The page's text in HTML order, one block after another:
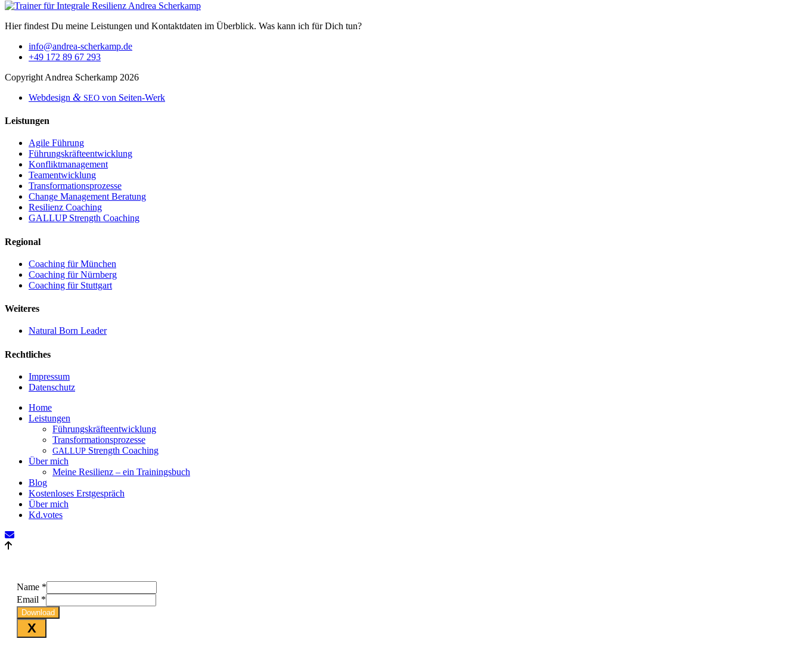
Hier find­est Du meine Leis­tun­gen und Kon­tak­t­dat­en im Überblick. Was kann ich für Dich tun?
info@andrea-scherkamp.de
+49 172 89 67 293
Copy­right Andrea Scherkamp 2026
Web­de­sign & SEO von Seiten-Werk
Leistungen
Agile Führung
Führungskräfteentwicklung
Konfliktmanagement
Teamentwicklung
Transformationsprozesse
Change Management Beratung
Resilienz Coaching
GALLUP Strength Coaching
Regional
Coaching für München
Coaching für Nürnberg
Coaching für Stuttgart
Weiteres
Natural Born Leader
Rechtliches
Impressum
Datenschutz
Close
Menu
Home
Leistungen
Führungskräfteentwicklung
Transformationsprozesse
GALLUP Strength Coaching
Über mich
Meine Resilienz – ein Trainingsbuch
Blog
Kostenloses Erstgespräch
Über mich
Kd.votes
Name *
Email *
Download
X